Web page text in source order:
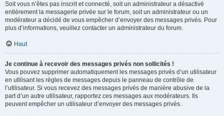
Soit vous n’êtes pas inscrit et connecté, soit un administrateur a désactivé
entièrement la messagerie privée sur le forum, soit un administrateur ou un
modérateur a décidé de vous empêcher d’envoyer des messages privés. Pour
plus d’informations, veuillez contacter un administrateur du forum.
Haut
Je continue à recevoir des messages privés non sollicités !
Vous pouvez supprimer automatiquement les messages privés d’un utilisateur
en utilisant les règles de messages depuis le panneau de contrôle de
l’utilisateur. Si vous recevez des messages privés de manière abusive de la
part d’un autre utilisateur, rapportez ces messages aux modérateurs. Ils
peuvent empêcher un utilisateur d’envoyer des messages privés.